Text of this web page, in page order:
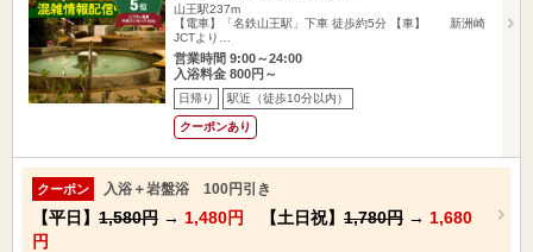
山王駅237m
【電車】「名鉄山王駅」下車 徒歩約5分 【車】 新洲崎
JCTより…
営業時間 9:00～24:00
入浴料金 800円～
日帰り 駅近（徒歩10分以内）
クーポンあり
クーポン 入浴＋岩盤浴 100円引き
【平日】 1,580円 → 1,480円 【土日祝】 1,780円 → 1,680
円